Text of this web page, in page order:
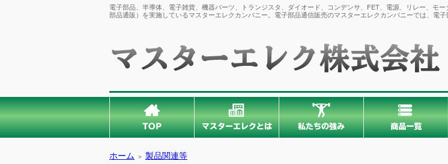
電子部品、半導体、電子雑貨、機器パーツ、トランジスタ、ダイオード、コンデンサ、FET、電源、リレー、モ
部品通販）を実施しているマスターエレクカンパニー。電子部品通信販売のマスターエレクカンパニーでは、電
ホーム ＞ 製品関連等